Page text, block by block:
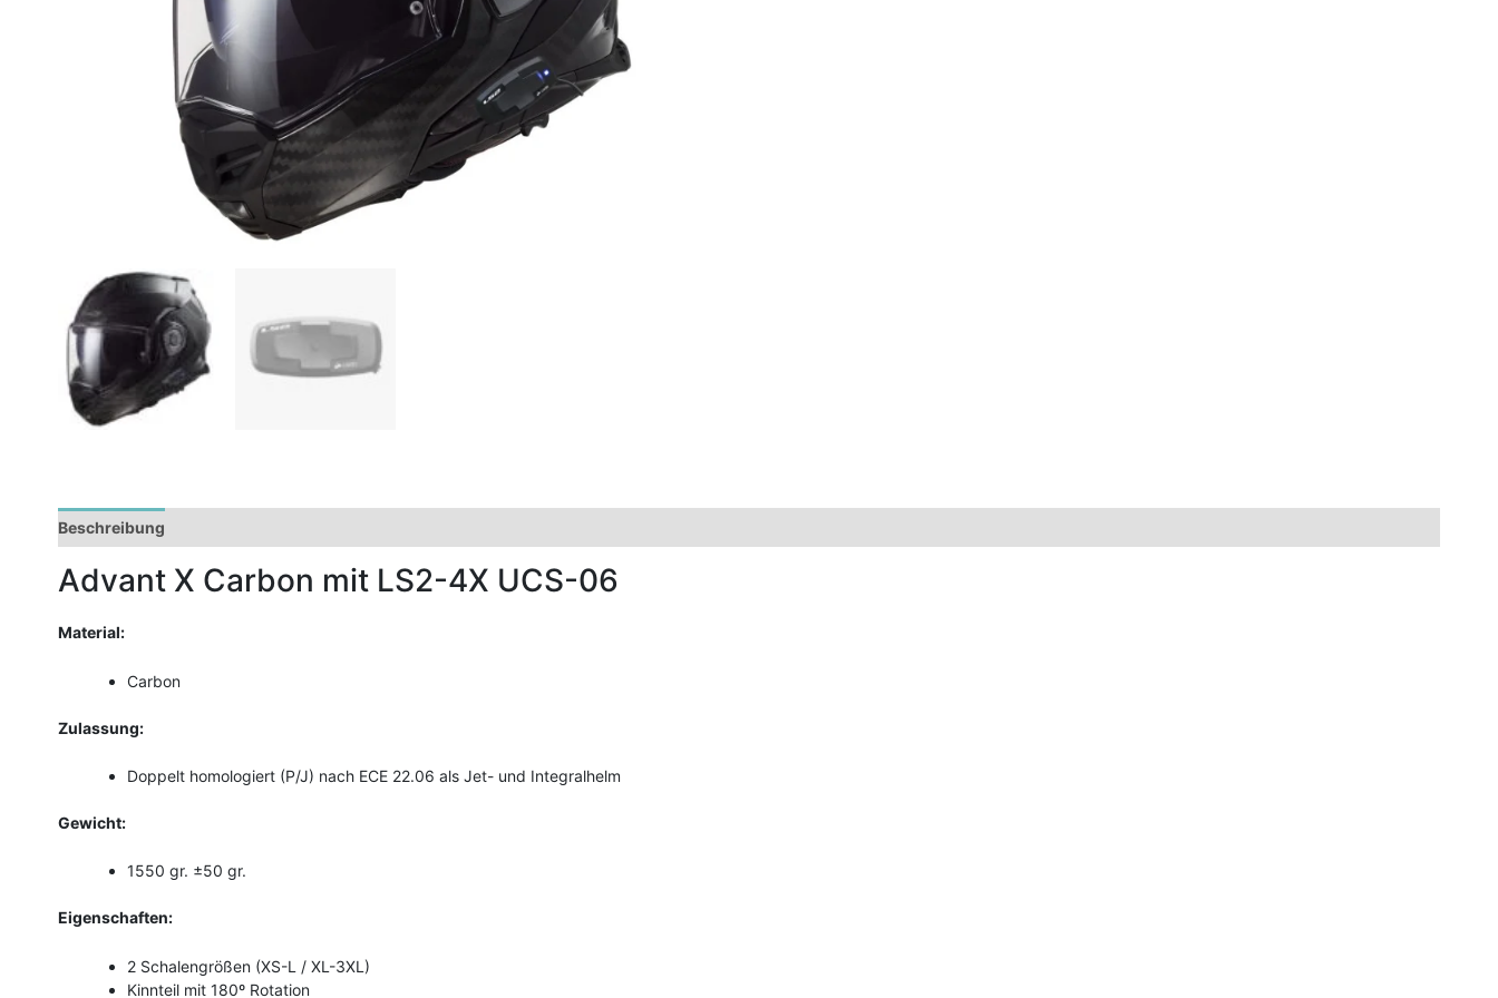
Beschreibung
Advant X Carbon mit LS2-4X UCS-06
Material:
Carbon
Zulassung:
Doppelt homologiert (P/J) nach ECE 22.06 als Jet- und Integralhelm
Gewicht:
1550 gr. ±50 gr.
Eigenschaften:
2 Schalengrößen (XS-L / XL-3XL)
Kinnteil mit 180º Rotation